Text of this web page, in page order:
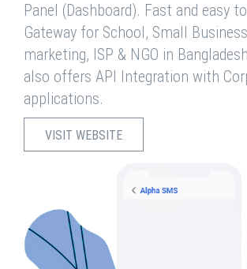
Panel (Dashboard). Fast and easy
Gateway for School, Small
marketing, ISP & NGO in
also offers API Integration with
applications.
VISIT WEBSITE